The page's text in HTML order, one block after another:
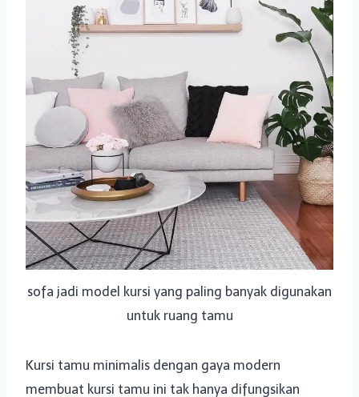
sofa jadi model kursi yang paling banyak digunakan
untuk ruang tamu
Kursi tamu minimalis dengan gaya modern
membuat kursi tamu ini tak hanya difungsikan